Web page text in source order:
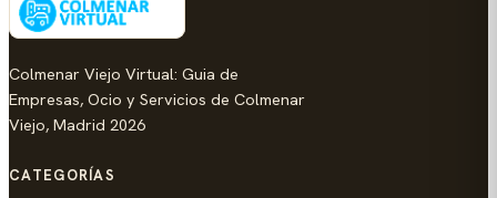
Colmenar Viejo Virtual: Guia de
Empresas, Ocio y Servicios de Colmenar
Viejo, Madrid 2026
CATEGORÍAS